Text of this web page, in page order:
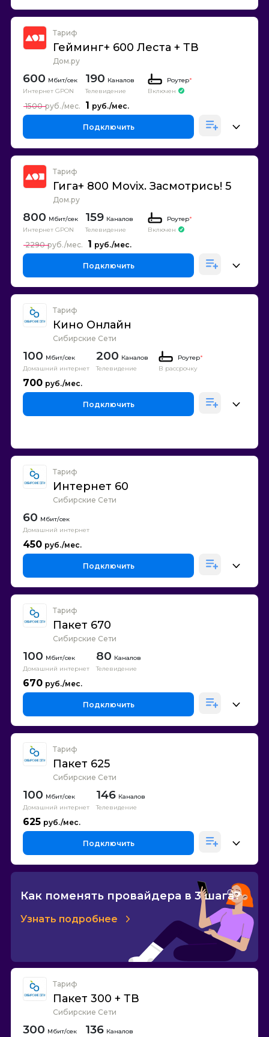
Тариф
Гейминг+ 600 Леста + ТВ
Дом.ру
600
Интернет GPON
190 Каналов
Телевидение
Роутер*
Включен
1
1500
Подключить
Тариф
Гига+ 800 Movix. Засмотрись! 5
Дом.ру
800
Интернет GPON
159 Каналов
Телевидение
Роутер*
Включен
1
2290
Подключить
Тариф
Кино Онлайн
Сибирские Сети
100
Домашний интернет
200 Каналов
Телевидение
Роутер*
В рассрочку
700
Подключить
Тариф
Интернет 60
Сибирские Сети
60
Домашний интернет
450
Подключить
Тариф
Пакет 670
Сибирские Сети
100
Домашний интернет
80 Каналов
Телевидение
670
Подключить
Тариф
Пакет 625
Сибирские Сети
100
Домашний интернет
146 Каналов
Телевидение
625
Подключить
Как поменять провайдера в 3 шага?
Узнать подробнее
Тариф
Пакет 300 + ТВ
Сибирские Сети
300 136 Каналов